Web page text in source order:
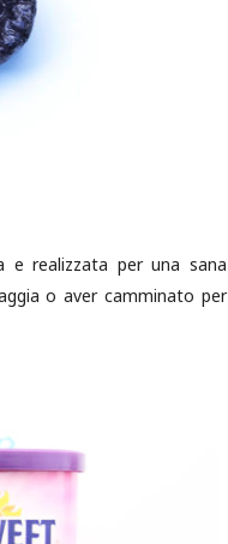
e realizzata per una sana
o aver camminato per